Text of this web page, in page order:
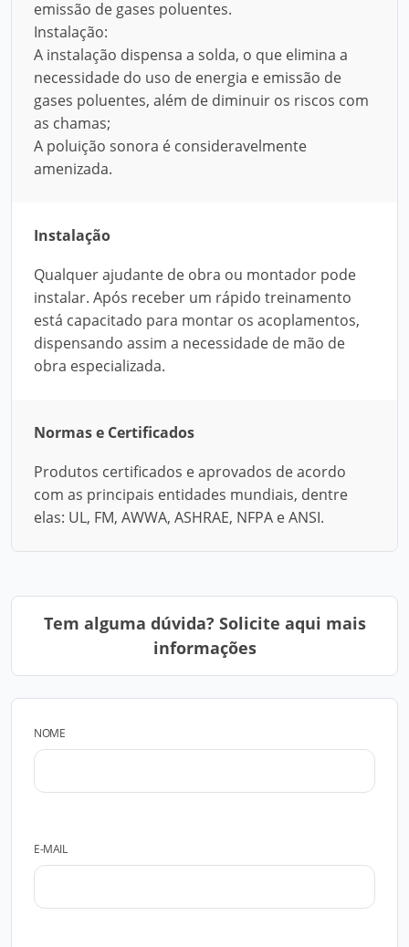
emissão de gases poluentes.
Instalação:
A instalação dispensa a solda, o que elimina a
necessidade do uso de energia e emissão de
gases poluentes, além de diminuir os riscos com
as chamas;
A poluição sonora é consideravelmente
amenizada.
Instalação
Qualquer ajudante de obra ou montador pode
instalar. Após receber um rápido treinamento
está capacitado para montar os acoplamentos,
dispensando assim a necessidade de mão de
obra especializada.
Normas e Certificados
Produtos certificados e aprovados de acordo
com as principais entidades mundiais, dentre
elas: UL, FM, AWWA, ASHRAE, NFPA e ANSI.
Tem alguma dúvida? Solicite aqui mais
informações
NOME
E-MAIL